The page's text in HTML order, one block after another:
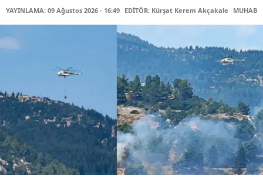
YAYINLAMA: 09 Ağustos 2026 - 16:49 EDİTÖR: Kürşat Kerem Akçakale